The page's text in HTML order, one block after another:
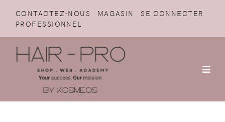
CONTACTEZ-NOUS MAGASIN
SE CONNECTER
PROFESSIONNEL